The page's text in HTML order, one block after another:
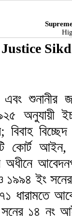
Justice
শুনানীর
অনুযায়ী
বিবাহ
কোর্ট আইন,
অধীনে
ইং
ধারামতে
১৪ নং